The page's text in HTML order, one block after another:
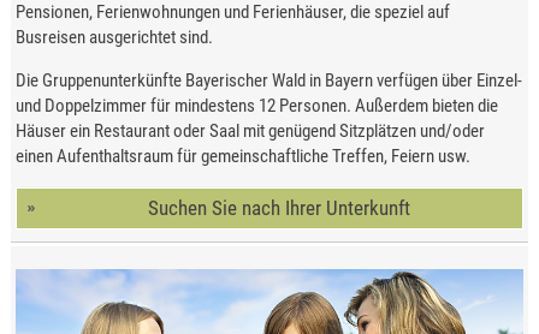
Pensionen, Ferienwohnungen und Ferienhäuser, die speziel auf
Busreisen ausgerichtet sind.
Die Gruppenunterkünfte Bayerischer Wald in Bayern verfügen über Einzel-
und Doppelzimmer für mindestens 12 Personen. Außerdem bieten die
Häuser ein Restaurant oder Saal mit genügend Sitzplätzen und/oder
einen Aufenthaltsraum für gemeinschaftliche Treffen, Feiern usw.
Suchen Sie nach Ihrer Unterkunft